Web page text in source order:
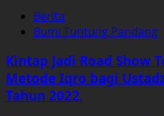
Penyandang
Di
Tala
Mendapatkan
Berita
Bumi Tuntung Pandang
Kintap Jadi Road Show
Metode Iqro bagi
Tahun 2022.